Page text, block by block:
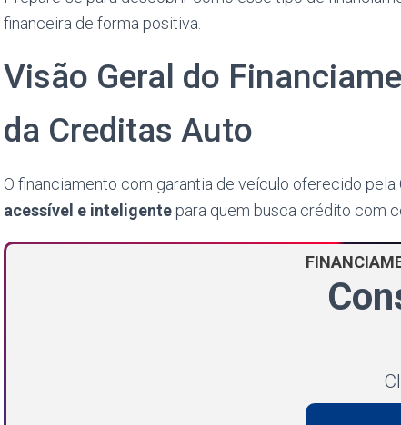
financeira de forma positiva.
Visão Geral do
da Creditas Auto
O financiamento com garantia de veículo oferecido
acessível e inteligente para quem busca crédito com